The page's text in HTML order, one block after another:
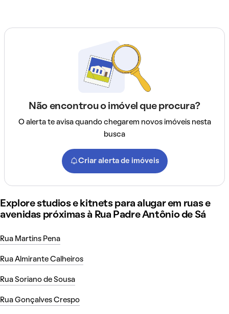
Não encontrou o imóvel que procura?
O alerta te avisa quando chegarem novos imóveis nesta
busca
Criar alerta de imóveis
Explore studios e kitnets para alugar em ruas e
avenidas próximas à Rua Padre Antônio de Sá
Rua Martins Pena
Rua Almirante Calheiros
Rua Soriano de Sousa
Rua Gonçalves Crespo